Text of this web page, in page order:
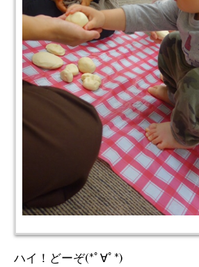
ハイ！どーぞ(*ﾟ∀ﾟ*)